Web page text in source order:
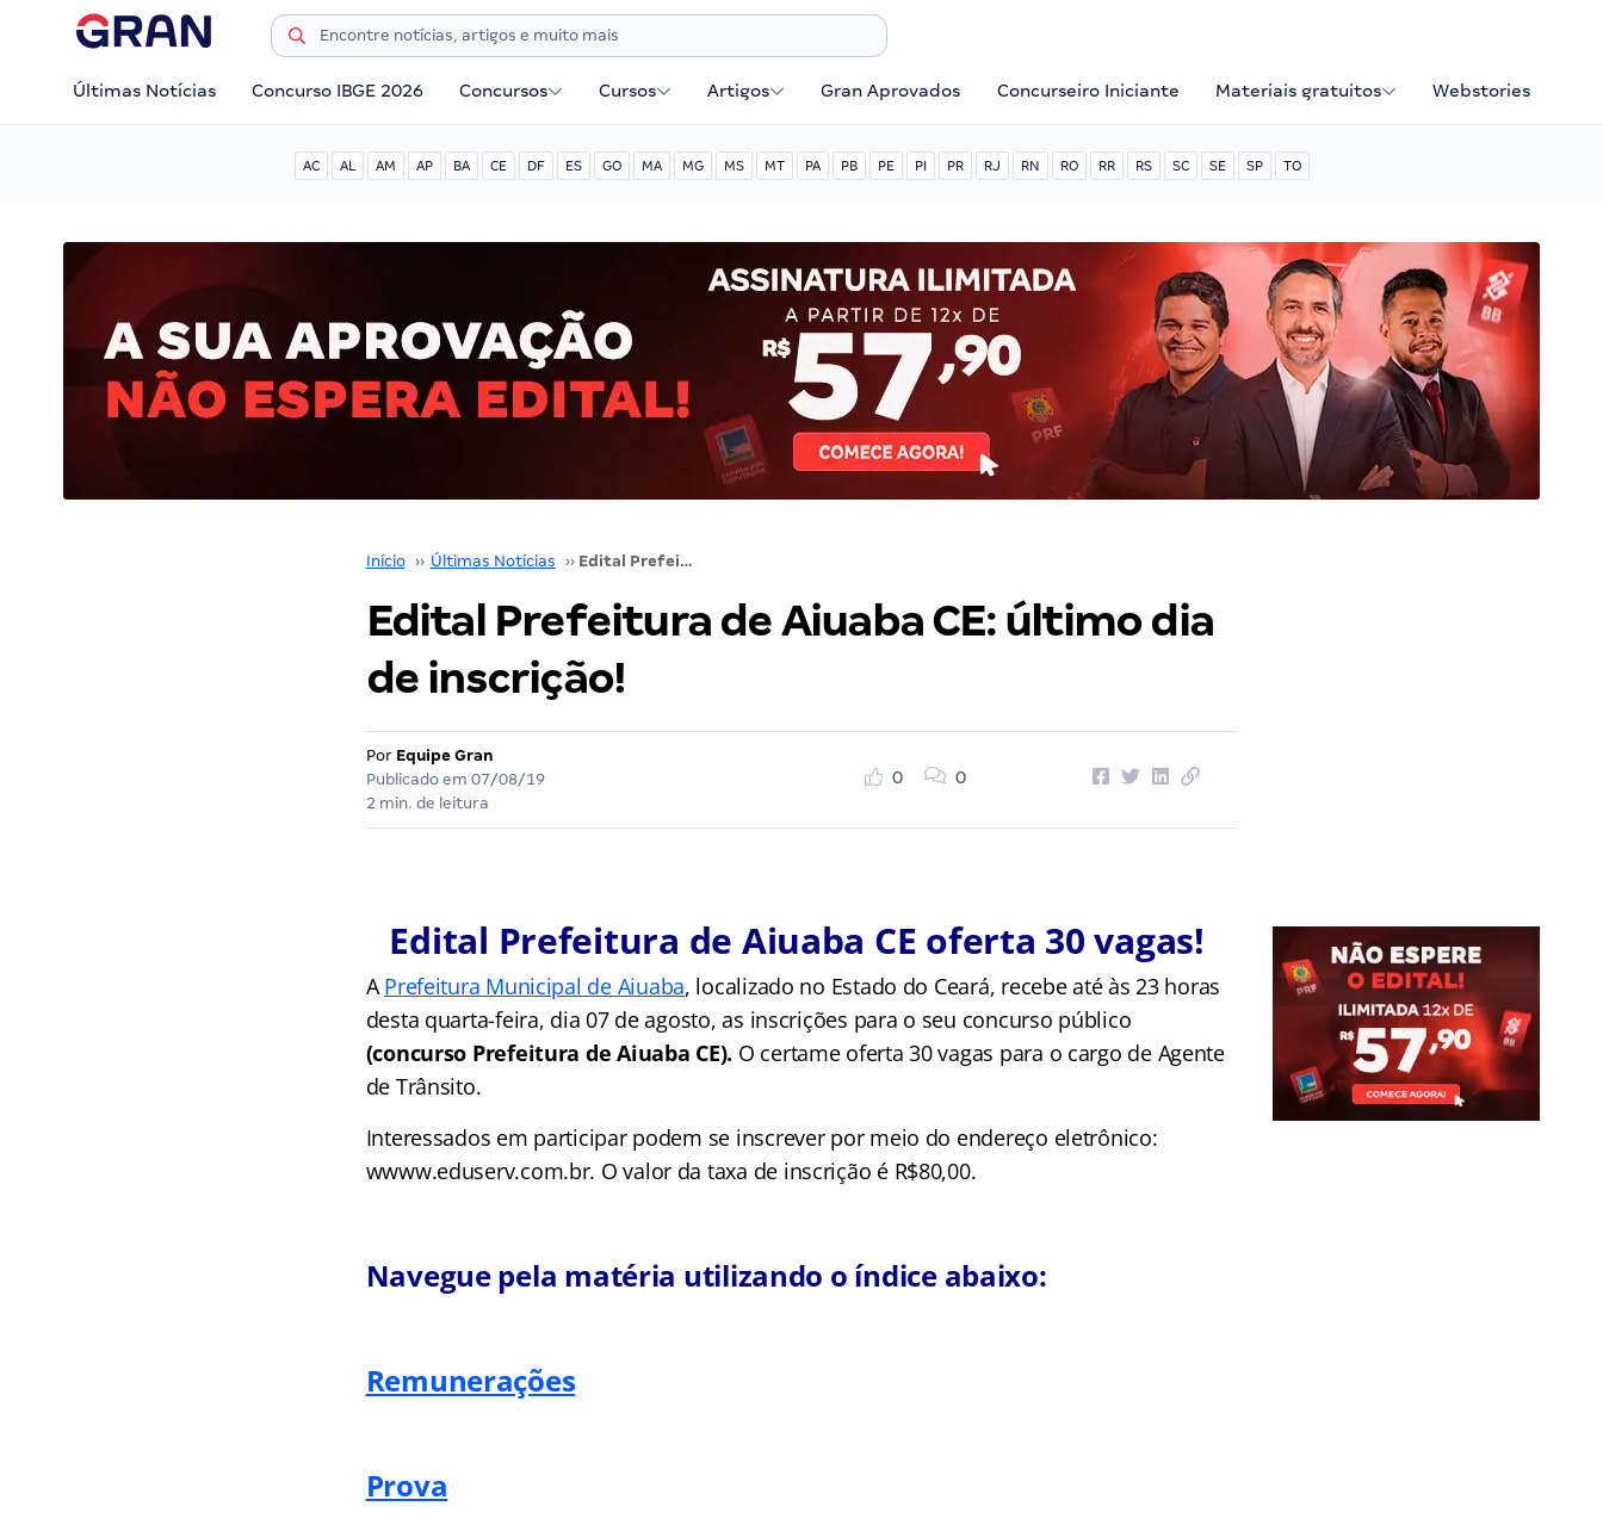
Últimas Notícias Concurso IBGE 2026 Concursos Cursos Artigos Gran Aprovados Concurseiro Iniciante Materiais gratuitos Webstories
AC AL AM AP BA CE DF ES GO MA MG MS MT PA PB PE PI PR RJ RN RO RR RS SC SE SP TO
Início ›› Últimas Notícias ›› Edital Prefeitura de Aiuaba CE: último dia de inscrição!
Edital Prefeitura de Aiuaba CE: último dia
de inscrição!
Por Equipe Gran
Publicado em 07/08/19
2 min. de leitura
0 0
Edital Prefeitura de Aiuaba CE oferta 30 vagas!
APrefeitura Municipal de Aiuaba, localizado no Estado do Ceará, recebe até às 23 horas
desta quarta-feira, dia 07 de agosto, as inscrições para o seu concurso público
(concurso Prefeitura de Aiuaba CE). O certame oferta 30 vagas para o cargo de Agente
de Trânsito.
Interessados em participar podem se inscrever por meio do endereço eletrônico:
wwww.eduserv.com.br. O valor da taxa de inscrição é R$80,00.
Navegue pela matéria utilizando o índice abaixo:
Remunerações
Prova